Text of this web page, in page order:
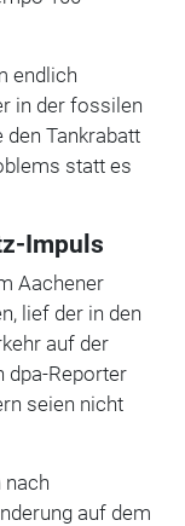
endlich
in der fossilen
Tankrabatt
statt es
Impuls
Aachener
lief der in den
auf der
dpa-Reporter
seien nicht
nach
auf dem